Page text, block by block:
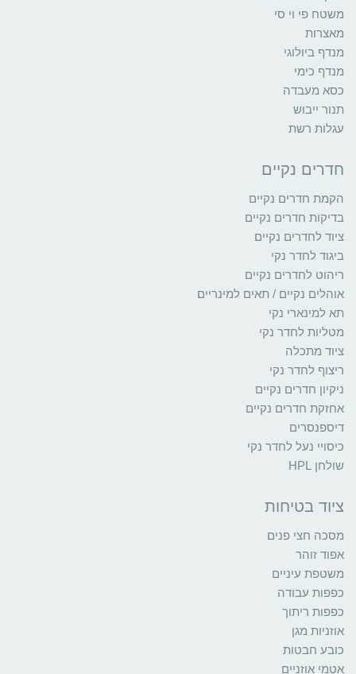
משטח פי וי סי
מאצרות
מנדף ביולוגי
מנדף כימי
כסא מעבדה
תנור ייבוש
עגלות רשת
חדרים נקיים
הקמת חדרים נקיים
בדיקות חדרים נקיים
ציוד לחדרים נקיים
ביגוד לחדר נקי
ריהוט לחדרים נקיים
אוהלים נקיים / תאים למינריים
תא למינארי נקי
מטליות לחדר נקי
ציוד מתכלה
ריצוף לחדר נקי
ניקיון חדרים נקיים
אחזקת חדרים נקיים
דיספנסרים
כיסויי נעל לחדר נקי
שולחן HPL
ציוד בטיחות
מסכה חצי פנים
אפוד זוהר
משטפת עיניים
כפפות עבודה
כפפות ריתוך
אוזניות מגן
כובע חבטות
אטמי אוזניים